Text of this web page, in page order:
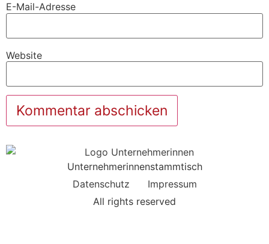
E-Mail-Adresse
Website
Unternehmerinnenstammtisch
Datenschutz
Impressum
All rights reserved